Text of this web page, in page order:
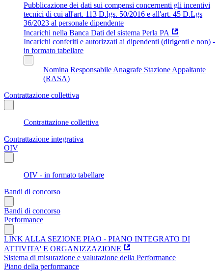
Pubblicazione dei dati sui compensi concernenti gli incentivi
tecnici di cui all'art. 113 D.lgs. 50/2016 e all'art. 45 D.Lgs
36/2023 al personale dipendente
Incarichi nella Banca Dati del sistema Perla PA
Incarichi conferiti e autorizzati ai dipendenti (dirigenti e non) -
in formato tabellare
Nomina Responsabile Anagrafe Stazione Appaltante
(RASA)
Contrattazione collettiva
Contrattazione collettiva
Contrattazione integrativa
OIV
OIV - in formato tabellare
Bandi di concorso
Bandi di concorso
Performance
LINK ALLA SEZIONE PIAO - PIANO INTEGRATO DI
ATTIVITA' E ORGANIZZAZIONE
Sistema di misurazione e valutazione della Performance
Piano della performance